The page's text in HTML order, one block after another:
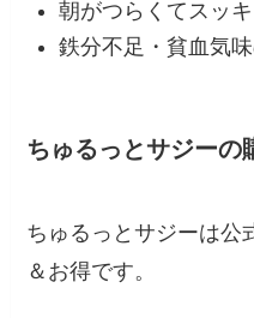
朝がつらくてスッ
鉄分不足・貧血気
ちゅるっとサジーの
ちゅるっとサジーは公
＆お得です。